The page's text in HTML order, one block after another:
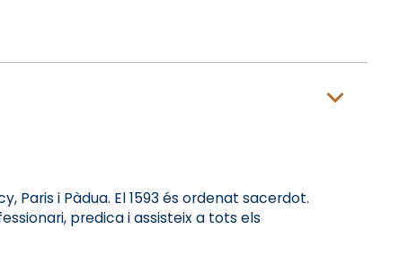
Paris i Pàdua. El 1593 és ordenat sacerdot.
predica i assisteix a tots els